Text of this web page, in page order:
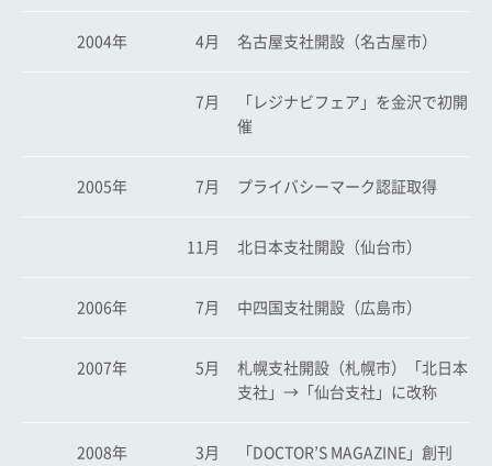
2004年 4月 名古屋支社開設（名古屋市）
7月
「レジナビフェア」を金沢で初開
催
2005年 7月 プライバシーマーク認証取得
11月 北日本支社開設（仙台市）
2006年 7月 中四国支社開設（広島市）
2007年 5月
札幌支社開設（札幌市）「北日本
支社」→「仙台支社」に改称
2008年 3月
「DOCTOR’S MAGAZINE」創刊